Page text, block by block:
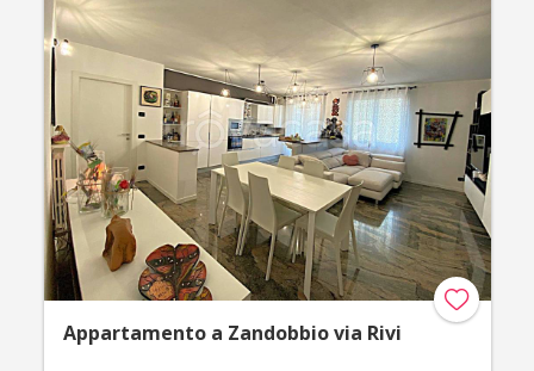
Appartamento a Zandobbio via Rivi